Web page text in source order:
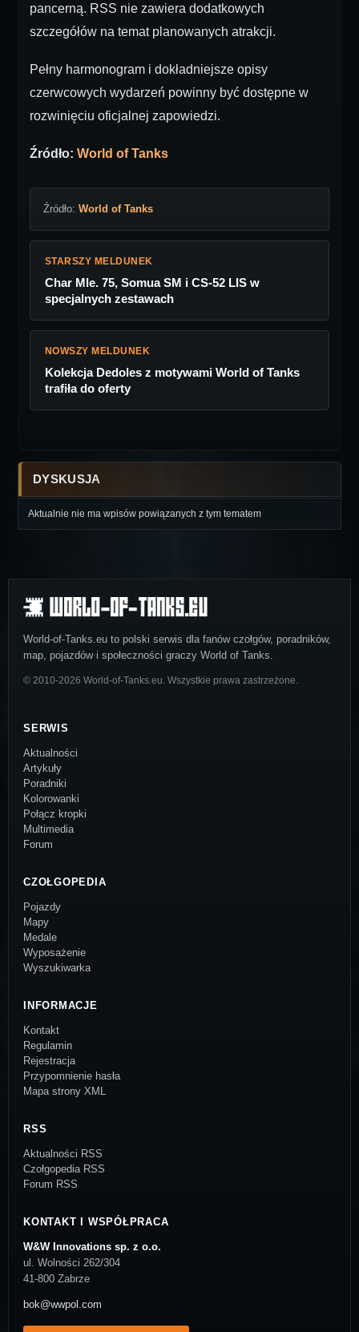
pancerną. RSS nie zawiera dodatkowych
szczegółów na temat planowanych atrakcji.
Pełny harmonogram i dokładniejsze opisy
czerwcowych wydarzeń powinny być dostępne w
rozwinięciu oficjalnej zapowiedzi.
Źródło: World of Tanks
Źródło: World of Tanks
STARSZY MELDUNEK
Char Mle. 75, Somua SM i CS-52 LIS w
specjalnych zestawach
NOWSZY MELDUNEK
Kolekcja Dedoles z motywami World of Tanks
trafiła do oferty
DYSKUSJA
Aktualnie nie ma wpisów powiązanych z tym tematem
World-of-Tanks.eu to polski serwis dla fanów czołgów, poradników,
map, pojazdów i społeczności graczy World of Tanks.
© 2010-2026 World-of-Tanks.eu. Wszystkie prawa zastrzeżone.
SERWIS
Aktualności
Artykuły
Poradniki
Kolorowanki
Połącz kropki
Multimedia
Forum
CZOŁGOPEDIA
Pojazdy
Mapy
Medale
Wyposażenie
Wyszukiwarka
INFORMACJE
Kontakt
Regulamin
Rejestracja
Przypomnienie hasła
Mapa strony XML
RSS
Aktualności RSS
Czołgopedia RSS
Forum RSS
KONTAKT I WSPÓŁPRACA
W&W Innovations sp. z o.o.
ul. Wolności 262/304
41-800 Zabrze
bok@wwpol.com